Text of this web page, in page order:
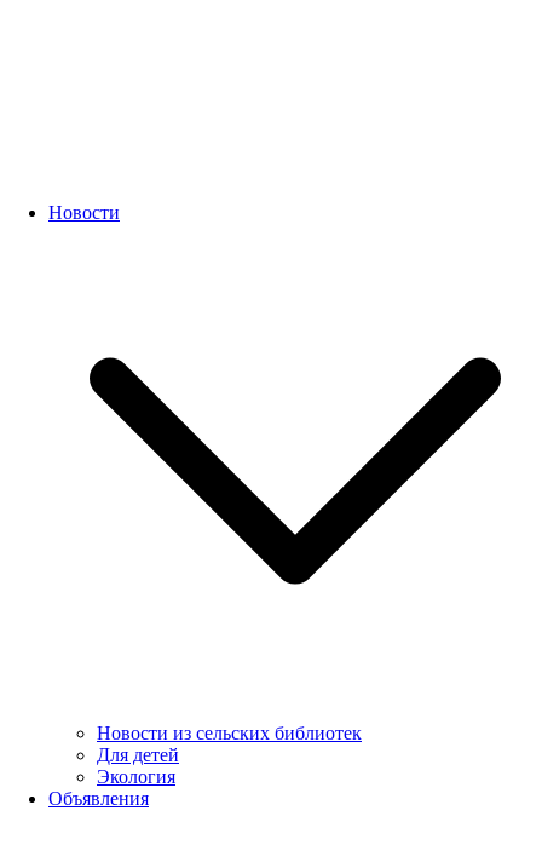
Новости
Новости из сельских библиотек
Для детей
Экология
Объявления